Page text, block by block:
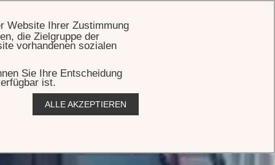
Website Ihrer Zustimmung
die Zielgruppe der
vorhandenen sozialen
Sie Ihre Entscheidung
ist.
ALLE AKZEPTIEREN